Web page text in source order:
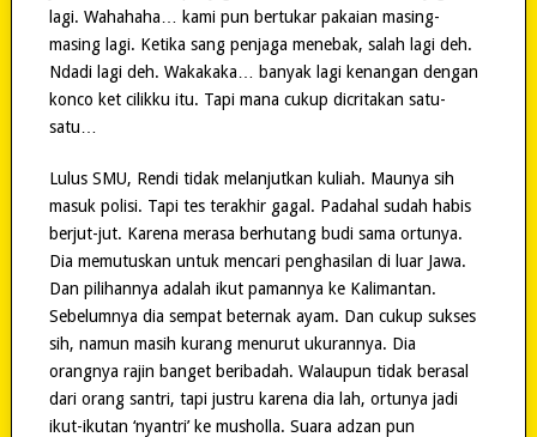
lagi. Wahahaha… kami pun bertukar pakaian masing-
masing lagi. Ketika sang penjaga menebak, salah lagi deh.
Ndadi lagi deh. Wakakaka… banyak lagi kenangan dengan
konco ket cilikku itu. Tapi mana cukup dicritakan satu-
satu…
Lulus SMU, Rendi tidak melanjutkan kuliah. Maunya sih
masuk polisi. Tapi tes terakhir gagal. Padahal sudah habis
berjut-jut. Karena merasa berhutang budi sama ortunya.
Dia memutuskan untuk mencari penghasilan di luar Jawa.
Dan pilihannya adalah ikut pamannya ke Kalimantan.
Sebelumnya dia sempat beternak ayam. Dan cukup sukses
sih, namun masih kurang menurut ukurannya. Dia
orangnya rajin banget beribadah. Walaupun tidak berasal
dari orang santri, tapi justru karena dia lah, ortunya jadi
ikut-ikutan ‘nyantri’ ke musholla. Suara adzan pun